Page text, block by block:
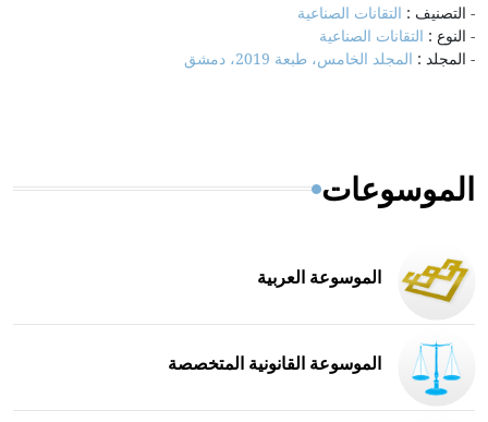
- التصنيف : التقانات الصناعية
- النوع : التقانات الصناعية
- المجلد : المجلد الخامس، طبعة 2019، دمشق
الموسوعات
الموسوعة العربية
الموسوعة القانونية المتخصصة